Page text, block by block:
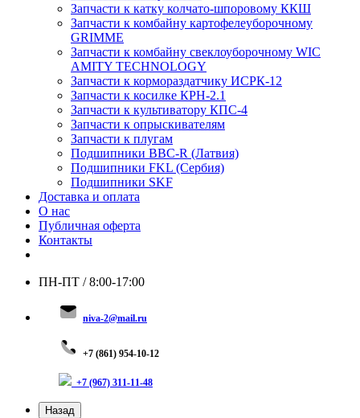
Запчасти к катку колчато-шпоровому ККШ
Запчасти к комбайну картофелеуборочному
GRIMME
Запчасти к комбайну свеклоуборочному WIC
AMITY TECHNOLOGY
Запчасти к кормораздатчику ИСРК-12
Запчасти к косилке КРН-2.1
Запчасти к культиватору КПС-4
Запчасти к опрыскивателям
Запчасти к плугам
Подшипники BBC-R (Латвия)
Подшипники FKL (Сербия)
Подшипники SKF
Доставка и оплата
О нас
Публичная оферта
Контакты
ПН-ПТ / 8:00-17:00
niva-2@mail.ru
+7 (861) 954-10-12
+7 (967) 311-11-48
Назад